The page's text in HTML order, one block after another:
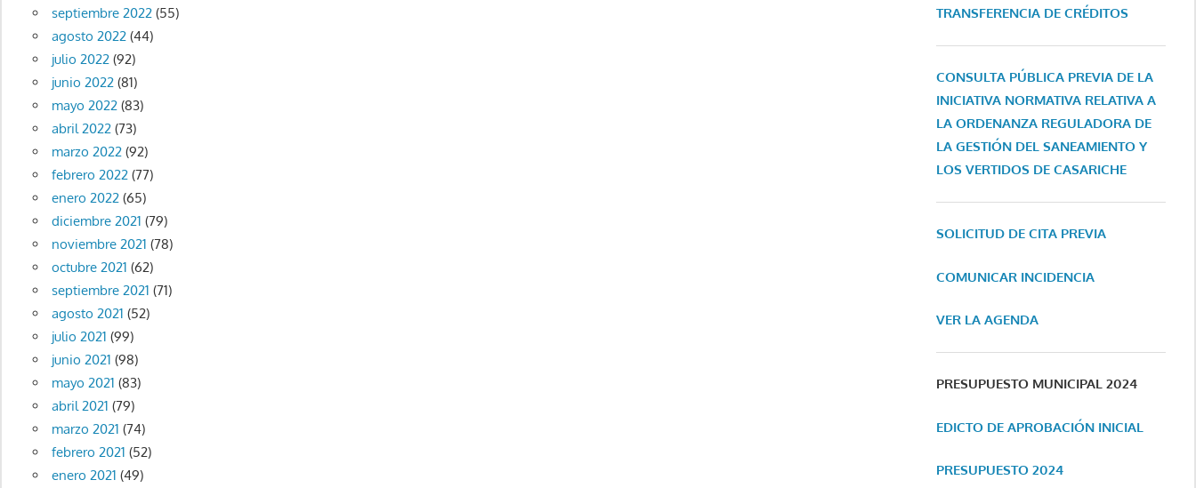
septiembre 2022(55)
agosto 2022(44)
julio 2022(92)
junio 2022(81)
mayo 2022(83)
abril 2022(73)
marzo 2022(92)
febrero 2022(77)
enero 2022(65)
diciembre 2021 (79)
noviembre 2021 (78)
octubre 2021 (62)
septiembre 2021 (71)
agosto 2021 (52)
julio 2021 (99)
junio 2021 (98)
mayo 2021 (83)
abril 2021 (79)
marzo 2021 (74)
febrero 2021 (52)
enero 2021 (49)
TRANSFERENCIA DE CRÉDITOS
CONSULTA PÚBLICA PREVIA DE LA
INICIATIVA NORMATIVA RELATIVA A
LA ORDENANZA REGULADORA DE
LA GESTIÓN DEL SANEAMIENTO Y
LOS VERTIDOS DE CASARICHE
SOLICITUD DE CITA PREVIA
COMUNICAR INCIDENCIA
VER LA AGENDA
PRESUPUESTO MUNICIPAL 2024
EDICTO DE APROBACIÓN INICIAL
PRESUPUESTO 2024